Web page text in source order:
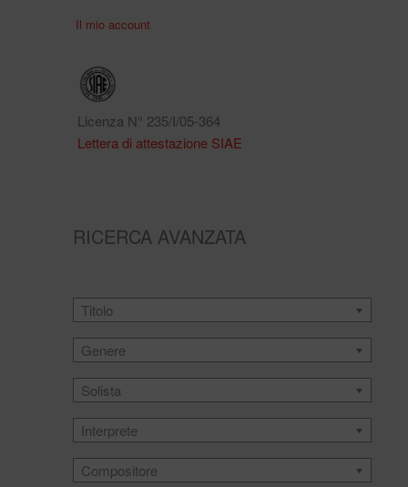
Il mio account
Licenza N° 235/I/05-364
Lettera di attestazione SIAE
RICERCA AVANZATA
Titolo
Genere
Solista
Interprete
Compositore